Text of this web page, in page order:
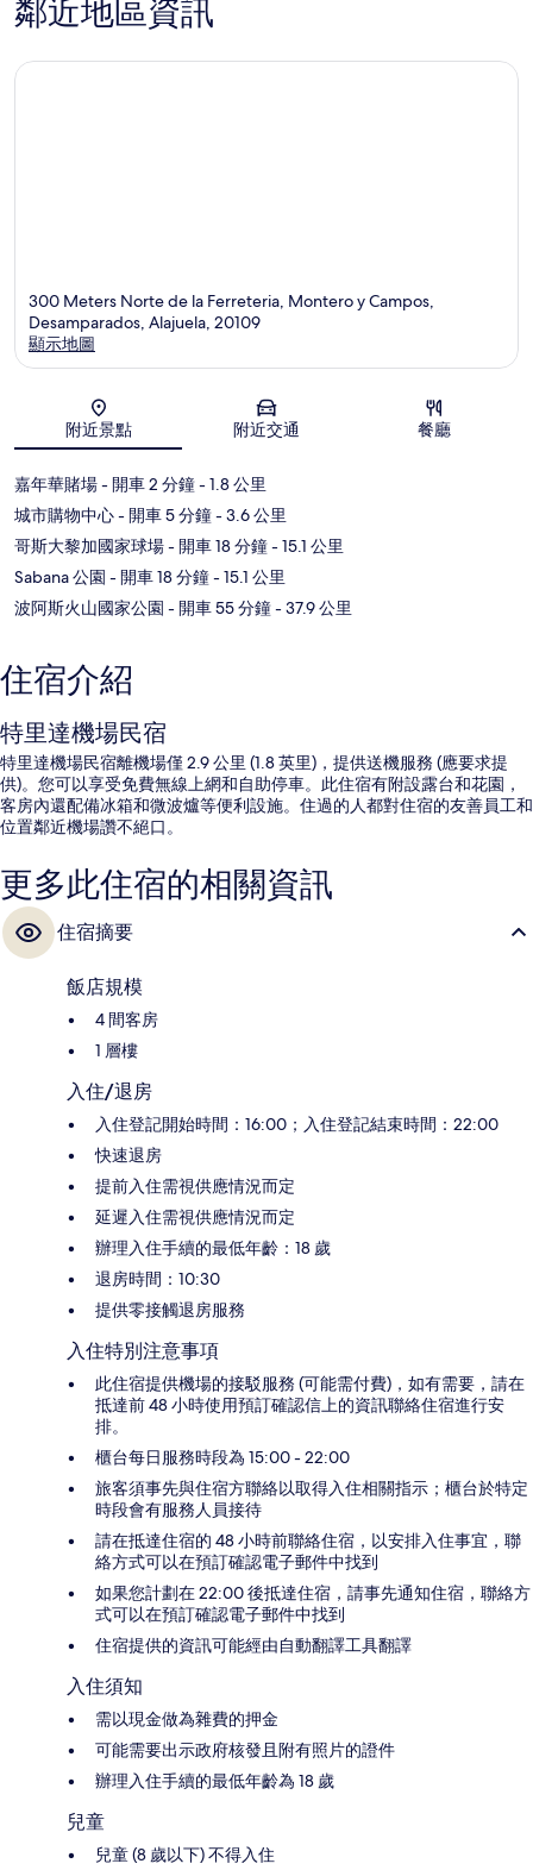
鄰近地區資訊
300 Meters Norte de la Ferreteria, Montero y Campos,
Desamparados, Alajuela, 20109
顯示地圖
附近景點 附近交通 餐廳
嘉年華賭場- 開車 2 分鐘- 1.8 公里
城市購物中心- 開車 5 分鐘- 3.6 公里
哥斯大黎加國家球場- 開車 18 分鐘- 15.1 公里
Sabana 公園 - 開車 18 分鐘- 15.1 公里
波阿斯火山國家公園 - 開車 55 分鐘- 37.9 公里
住宿介紹
特里達機場民宿
特里達機場民宿離機場僅 2.9 公里 (1.8 英里)，提供送機服務 (應要求提
供)。您可以享受免費無線上網和自助停車。此住宿有附設露台和花園，
客房內還配備冰箱和微波爐等便利設施。住過的人都對住宿的友善員工和
位置鄰近機場讚不絕口。
更多此住宿的相關資訊
住宿摘要
飯店規模
4 間客房
1 層樓
入住/退房
入住登記開始時間：16:00；入住登記結束時間：22:00
快速退房
提前入住需視供應情況而定
延遲入住需視供應情況而定
辦理入住手續的最低年齡：18 歲
退房時間：10:30
提供零接觸退房服務
入住特別注意事項
此住宿提供機場的接駁服務 (可能需付費)，如有需要，請在
抵達前 48 小時使用預訂確認信上的資訊聯絡住宿進行安
排。
櫃台每日服務時段為 15:00 - 22:00
旅客須事先與住宿方聯絡以取得入住相關指示；櫃台於特定
時段會有服務人員接待
請在抵達住宿的 48 小時前聯絡住宿，以安排入住事宜，聯
絡方式可以在預訂確認電子郵件中找到
如果您計劃在 22:00 後抵達住宿，請事先通知住宿，聯絡方
式可以在預訂確認電子郵件中找到
住宿提供的資訊可能經由自動翻譯工具翻譯
入住須知
需以現金做為雜費的押金
可能需要出示政府核發且附有照片的證件
辦理入住手續的最低年齡為 18 歲
兒童
兒童 (8 歲以下) 不得入住